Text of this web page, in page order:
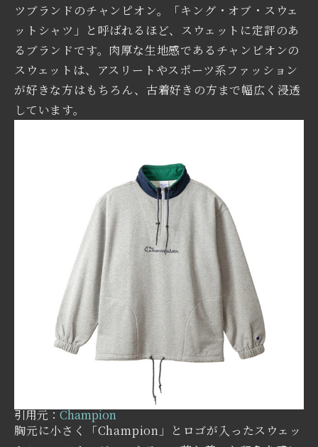
ツブランドのチャンピオン。「キング・オブ・スウェ
ットシャツ」と呼ばれるほど、スウェットに定評のあ
るブランドです。肉厚な生地感であるチャンピオンの
スウェットは、アスリートやスポーツ系ファッション
が好きな方はもちろん、古着好きの方まで幅広く浸透
しています。
引用元：Champion
胸元に小さく「Champion」とロゴが入ったスウェッ